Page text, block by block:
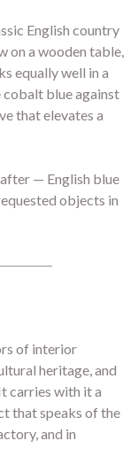
English country
on a wooden table,
equally well in a
cobalt blue against
that elevates a
— English blue
objects in
of interior
heritage, and
carries with it a
that speaks of the
and in